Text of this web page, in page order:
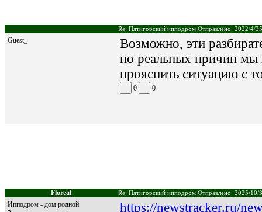
Re: Пятигорский ипподром Отправлено: 2022/4/
Guest_
Возможно, эти
но реальных причин
прояснить ситуацию с
0 0
Floreal Re: Пятигорский ипподром Отправлено: 2025/10/
Ипподром - дом родной
https://newstracker.ru/